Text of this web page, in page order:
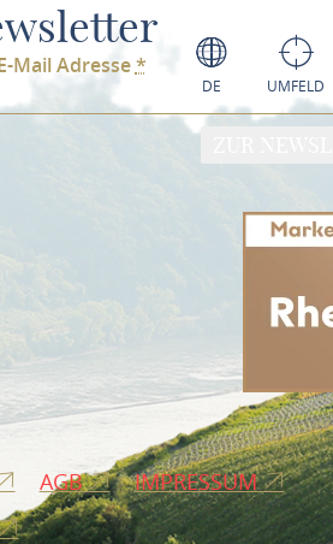
DE UMFELD
Mail Adresse*
AGB
IMPRESSUM